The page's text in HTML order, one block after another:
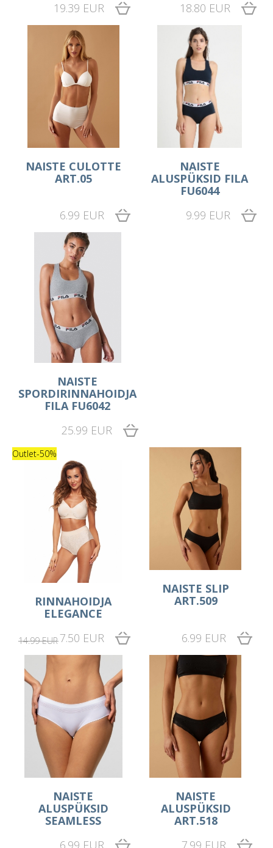
19.39 EUR
18.80 EUR
NAISTE CULOTTE
ART.05
6.99 EUR
NAISTE
ALUSPÜKSID FILA
FU6044
9.99 EUR
NAISTE
SPORDIRINNAHOIDJA
FILA FU6042
25.99 EUR
Outlet-50%
RINNAHOIDJA
ELEGANCE
14.99 EUR7.50 EUR
NAISTE SLIP
ART.509
6.99 EUR
NAISTE
ALUSPÜKSID
SEAMLESS
6.99 EUR
NAISTE
ALUSPÜKSID
ART.518
7.99 EUR